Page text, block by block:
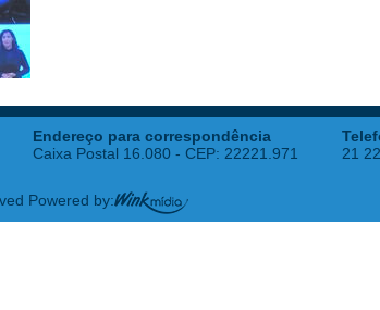
Endereço para correspondência
Caixa Postal 16.080 - CEP: 22221.971
21
Powered by: